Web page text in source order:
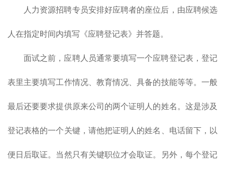
人力资源招聘专员安排好应聘者的座位后，由应聘候选
人在指定时间内填写《应聘登记表》并答题。
面试之前，应聘人员通常要填写一个应聘登记表，登记
表里主要填写工作情况、教育情况、具备的技能等等。一般
最后还要要求提供原来公司的两个证明人的姓名。这是涉及
登记表格的一个关键，请他把证明人的姓名、电话留下，以
便日后取证。当然只有关键职位才会取证。另外，每个登记